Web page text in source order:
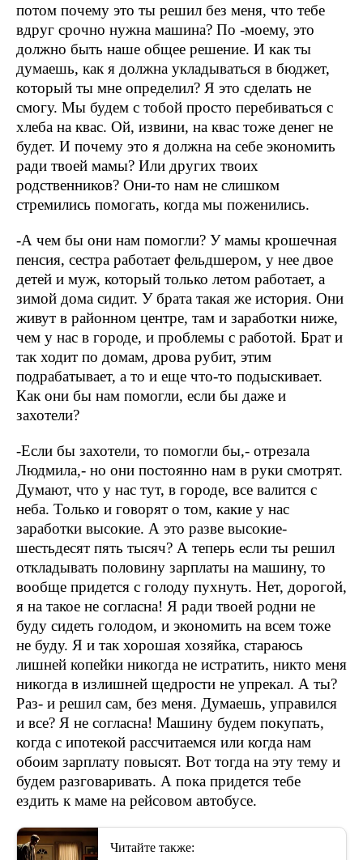
потом почему это ты решил без меня, что тебе
вдруг срочно нужна машина? По -моему, это
должно быть наше общее решение. И как ты
думаешь, как я должна укладываться в бюджет,
который ты мне определил? Я это сделать не
смогу. Мы будем с тобой просто перебиваться с
хлеба на квас. Ой, извини, на квас тоже денег не
будет. И почему это я должна на себе экономить
ради твоей мамы? Или других твоих
родственников? Они-то нам не слишком
стремились помогать, когда мы поженились.
-А чем бы они нам помогли? У мамы крошечная
пенсия, сестра работает фельдшером, у нее двое
детей и муж, который только летом работает, а
зимой дома сидит. У брата такая же история. Они
живут в районном центре, там и заработки ниже,
чем у нас в городе, и проблемы с работой. Брат и
так ходит по домам, дрова рубит, этим
подрабатывает, а то и еще что-то подыскивает.
Как они бы нам помогли, если бы даже и
захотели?
-Если бы захотели, то помогли бы,- отрезала
Людмила,- но они постоянно нам в руки смотрят.
Думают, что у нас тут, в городе, все валится с
неба. Только и говорят о том, какие у нас
заработки высокие. А это разве высокие-
шестьдесят пять тысяч? А теперь если ты решил
откладывать половину зарплаты на машину, то
вообще придется с голоду пухнуть. Нет, дорогой,
я на такое не согласна! Я ради твоей родни не
буду сидеть голодом, и экономить на всем тоже
не буду. Я и так хорошая хозяйка, стараюсь
лишней копейки никогда не истратить, никто меня
никогда в излишней щедрости не упрекал. А ты?
Раз- и решил сам, без меня. Думаешь, управился
и все? Я не согласна! Машину будем покупать,
когда с ипотекой рассчитаемся или когда нам
обоим зарплату повысят. Вот тогда на эту тему и
будем разговаривать. А пока придется тебе
ездить к маме на рейсовом автобусе.
Читайте также: